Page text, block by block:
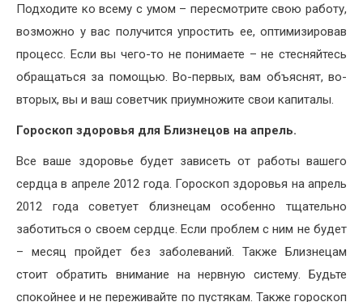
Подходите ко всему с умом – пересмотрите свою работу,
возможно у вас получится упростить ее, оптимизировав
процесс. Если вы чего-то не понимаете – не стесняйтесь
обращаться за помощью. Во-первых, вам объяснят, во-
вторых, вы и ваш советчик приумножите свои капиталы.
Гороскоп здоровья для Близнецов на апрель.
Все ваше здоровье будет зависеть от работы вашего
сердца в апреле 2012 года. Гороскоп здоровья на апрель
2012 года советует близнецам особенно тщательно
заботиться о своем сердце. Если проблем с ним не будет
– месяц пройдет без заболеваний. Также Близнецам
стоит обратить внимание на нервную систему. Будьте
спокойнее и не переживайте по пустякам. Также гороскоп